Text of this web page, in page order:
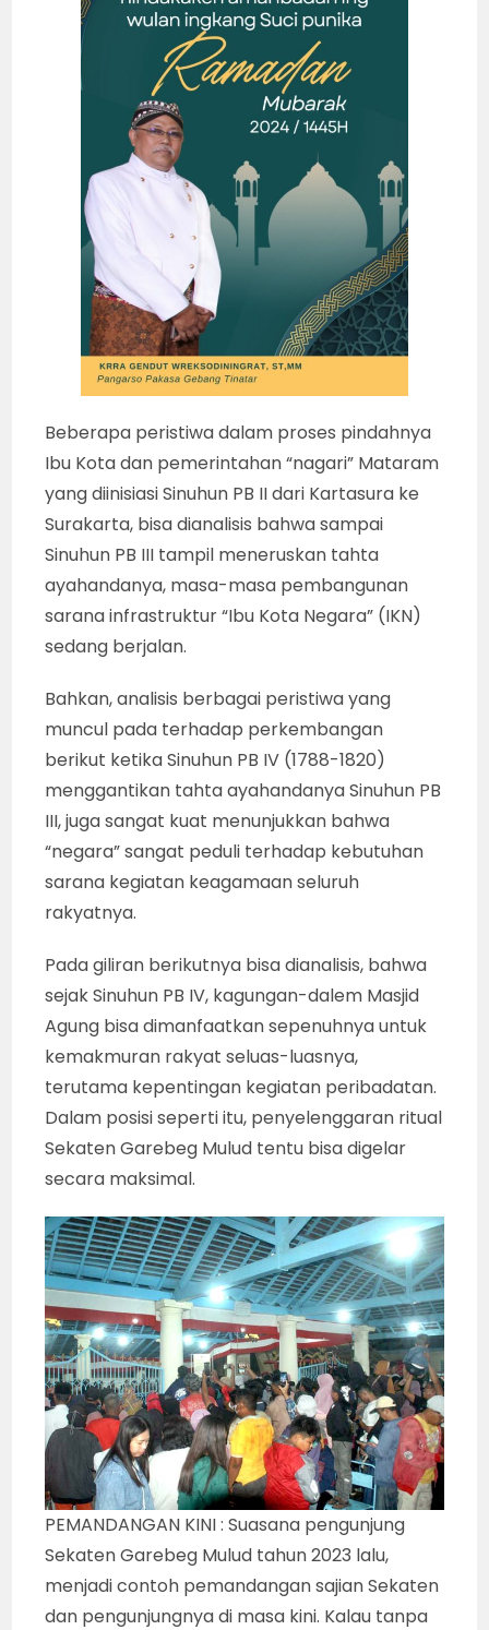
Beberapa peristiwa dalam proses pindahnya
Ibu Kota dan pemerintahan “nagari” Mataram
yang diinisiasi Sinuhun PB II dari Kartasura ke
Surakarta, bisa dianalisis bahwa sampai
Sinuhun PB III tampil meneruskan tahta
ayahandanya, masa-masa pembangunan
sarana infrastruktur “Ibu Kota Negara” (IKN)
sedang berjalan.
Bahkan, analisis berbagai peristiwa yang
muncul pada terhadap perkembangan
berikut ketika Sinuhun PB IV (1788-1820)
menggantikan tahta ayahandanya Sinuhun PB
III, juga sangat kuat menunjukkan bahwa
“negara” sangat peduli terhadap kebutuhan
sarana kegiatan keagamaan seluruh
rakyatnya.
Pada giliran berikutnya bisa dianalisis, bahwa
sejak Sinuhun PB IV, kagungan-dalem Masjid
Agung bisa dimanfaatkan sepenuhnya untuk
kemakmuran rakyat seluas-luasnya,
terutama kepentingan kegiatan peribadatan.
Dalam posisi seperti itu, penyelenggaran ritual
Sekaten Garebeg Mulud tentu bisa digelar
secara maksimal.
PEMANDANGAN KINI : Suasana pengunjung
Sekaten Garebeg Mulud tahun 2023 lalu,
menjadi contoh pemandangan sajian Sekaten
dan pengunjungnya di masa kini. Kalau tanpa